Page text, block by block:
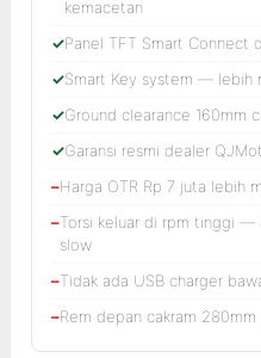
kemacetan
Panel TFT Smart Connect
Smart Key system — lebih
Ground clearance 160mm
Garansi resmi dealer
Harga OTR Rp 7 juta lebih
Torsi keluar di rpm tinggi —
slow
Tidak ada USB charger
Rem depan cakram